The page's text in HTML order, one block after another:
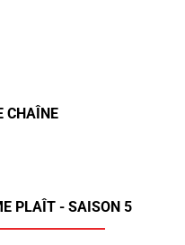
CHAÎNE
PLAÎT - SAISON 5